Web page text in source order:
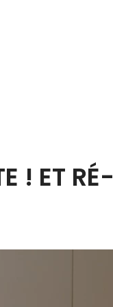
! ET RÉ-